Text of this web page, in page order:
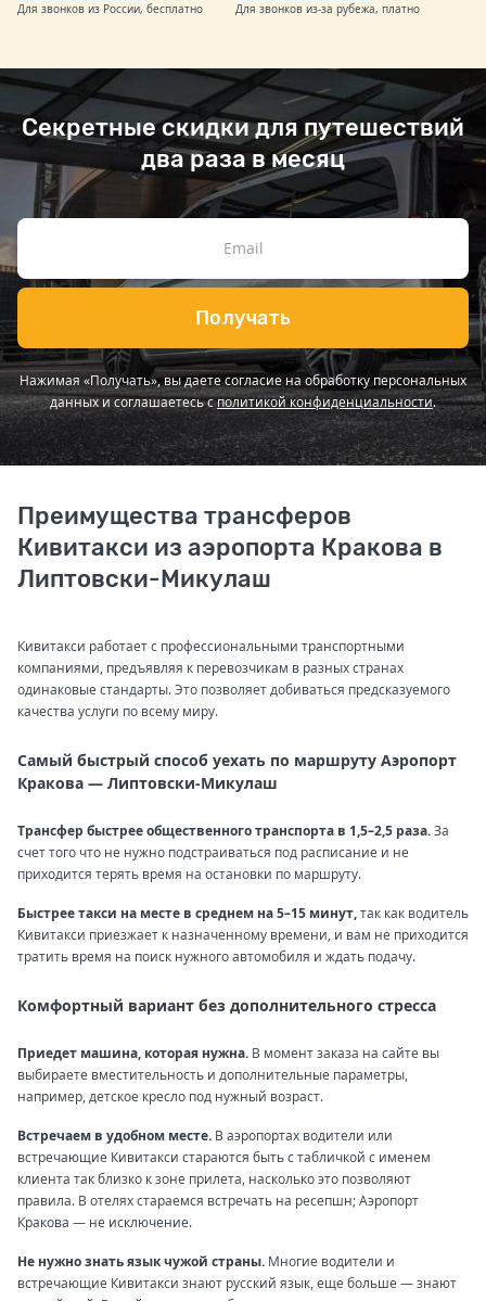
Для звонков из России, бесплатно Для звонков из-за рубежа, платно
Секретные скидки для путешествий
два раза в месяц
Получать
Нажимая «Получать», вы даете согласие на обработку персональных
данных и соглашаетесь сполитикой конфиденциальности.
Преимущества трансферов
Кивитакси из аэропорта Кракова в
Липтовски-Микулаш
Кивитакси работает с профессиональными транспортными
компаниями, предъявляя к перевозчикам в разных странах
одинаковые стандарты. Это позволяет добиваться предсказуемого
качества услуги по всему миру.
Самый быстрый способ уехать по маршруту Аэропорт
Кракова — Липтовски-Микулаш
Трансфер быстрее общественного транспорта в 1,5–2,5 раза.За
счет того что не нужно подстраиваться под расписание и не
приходится терять время на остановки по маршруту.
Быстрее такси на месте в среднем на 5–15 минут,так как водитель
Кивитакси приезжает к назначенному времени, и вам не приходится
тратить время на поиск нужного автомобиля и ждать подачу.
Комфортный вариант без дополнительного стресса
Приедет машина, которая нужна. В момент заказа на сайте вы
выбираете вместительность и дополнительные параметры,
например, детское кресло под нужный возраст.
Встречаем в удобном месте. В аэропортах водители или
встречающие Кивитакси стараются быть с табличкой с именем
клиента так близко к зоне прилета, насколько это позволяют
правила. В отелях стараемся встречать на ресепшн; Аэропорт
Кракова — не исключение.
Не нужно знать язык чужой страны. Многие водители и
встречающие Кивитакси знают русский язык, еще больше — знают